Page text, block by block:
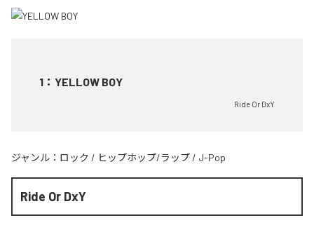
1 ： YELLOW BOY
Ride Or DxY
ジャンル： ロック / ヒップホップ/ラップ / J-Pop
Ride Or DxY